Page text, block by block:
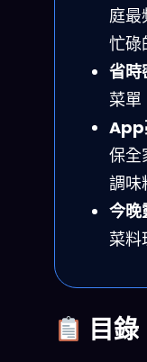
庭最
忙碌
省時
菜
App
保全
調味
今晚
菜料
目錄